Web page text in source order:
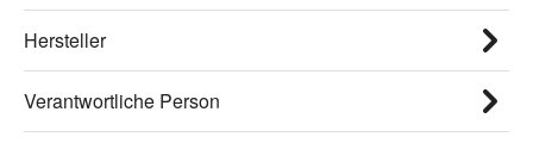
Hersteller
Verantwortliche Person